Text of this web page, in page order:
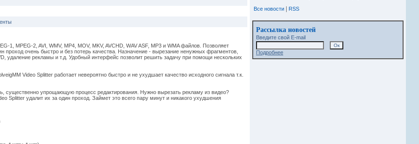
1, MPEG-2, AVI, WMV, MP4, MOV, MKV, AVCHD, WAV ASF, MP3 и WMA файлов. Позволяет
проход очень быстро и без потерь качества. Назначение - вырезание ненужных фрагментов,
удаление рекламы и т.д. Удобный интерфейс позволит решить задачу при помощи нескольких
Video Splitter работает невероятно быстро и не ухудшает качество исходного сигнала т.к.
существенно упрощающую процесс редактирования. Нужно вырезать рекламу из видео?
Splitter удалит их за один проход. Займет это всего пару минут и никакого ухудшения
Все новости RSS
Рассылка новостей
Введите свой E-mail
Подробнее